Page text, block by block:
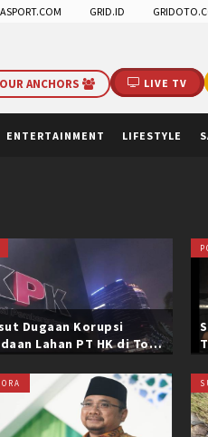
GRID.ID
LIVE TV
OUR ANCHORS
ENTERTAINMENT LIFESTYLE
Dugaan Korupsi
Lahan PT HK di Tol
Miliar